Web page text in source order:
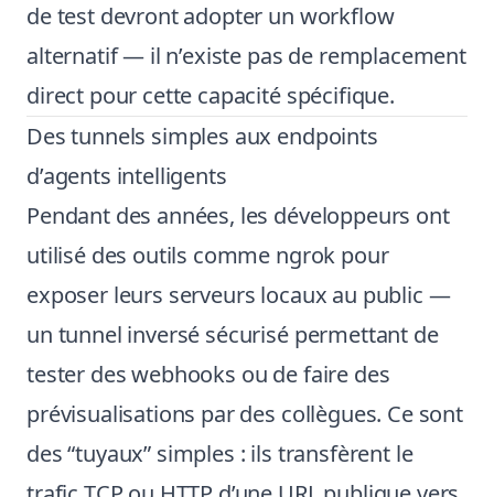
de test devront adopter un workflow
alternatif — il n’existe pas de remplacement
direct pour cette capacité spécifique.
Des tunnels simples aux endpoints
d’agents intelligents
Pendant des années, les développeurs ont
utilisé des outils comme ngrok pour
exposer leurs serveurs locaux au public —
un tunnel inversé sécurisé permettant de
tester des webhooks ou de faire des
prévisualisations par des collègues. Ce sont
des “tuyaux” simples : ils transfèrent le